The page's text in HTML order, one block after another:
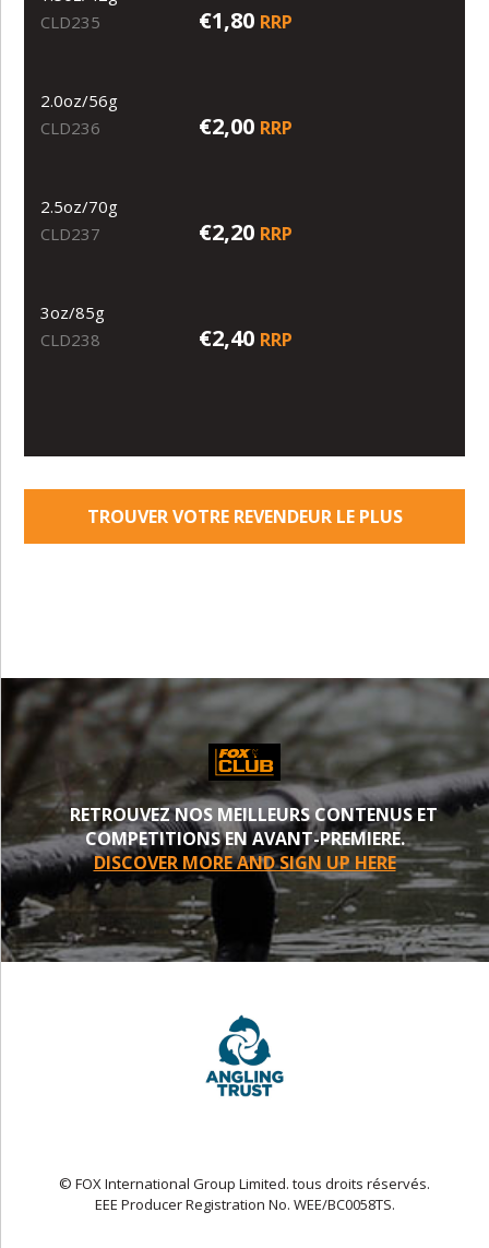
CLD235
€1,80 RRP
2.0oz/56g
CLD236
€2,00 RRP
2.5oz/70g
CLD237
€2,20 RRP
3oz/85g
CLD238
€2,40 RRP
TROUVER VOTRE REVENDEUR LE PLUS
RETROUVEZ NOS MEILLEURS CONTENUS ET
COMPETITIONS EN AVANT-PREMIERE.
DISCOVER MORE AND SIGN UP HERE
© FOX International Group Limited. tous droits réservés.
EEE Producer Registration No. WEE/BC0058TS.